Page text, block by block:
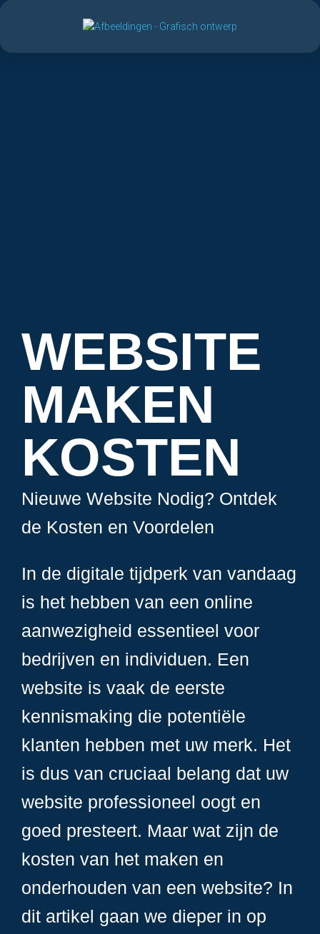
WEBSITE
MAKEN
KOSTEN
Nieuwe Website Nodig? Ontdek
de Kosten en Voordelen
In de digitale tijdperk van vandaag
is het hebben van een online
aanwezigheid essentieel voor
bedrijven en individuen. Een
website is vaak de eerste
kennismaking die potentiële
klanten hebben met uw merk. Het
is dus van cruciaal belang dat uw
website professioneel oogt en
goed presteert. Maar wat zijn de
kosten van het maken en
onderhouden van een website? In
dit artikel gaan we dieper in op